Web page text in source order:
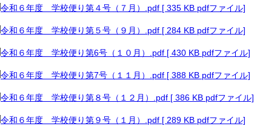
令和６年度 学校便り第４号（７月）.pdf [ 335 KB pdfファイル]
令和６年度 学校便り第５号（９月）.pdf [ 284 KB pdfファイル]
令和６年度 学校便り第6号（１０月）.pdf [ 430 KB pdfファイル]
令和６年度 学校便り第7号（１１月）.pdf [ 388 KB pdfファイル]
令和６年度 学校便り第８号（１２月）.pdf [ 386 KB pdfファイル]
令和６年度 学校便り第９号（１月）.pdf [ 289 KB pdfファイル]